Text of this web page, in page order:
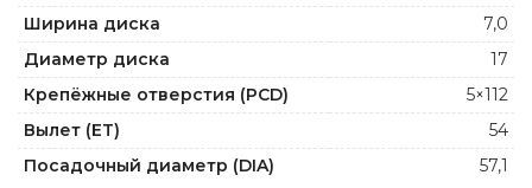
Ширина диска
7,0
Диаметр диска
17
Крепёжные отверстия (PCD)
5×112
Вылет (ET)
54
Посадочный диаметр (DIA)
57,1